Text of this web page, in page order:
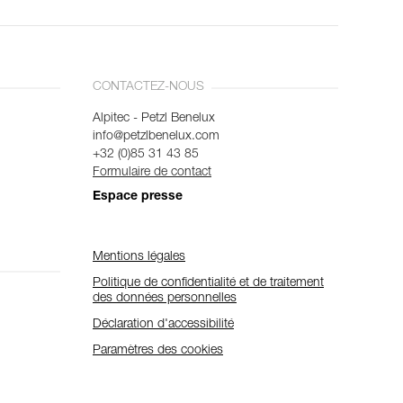
CONTACTEZ-NOUS
Alpitec - Petzl Benelux
info@petzlbenelux.com
+32 (0)85 31 43 85
Formulaire de contact
Espace presse
Mentions légales
Politique de confidentialité et de traitement
des données personnelles
Déclaration d'accessibilité
Paramètres des cookies